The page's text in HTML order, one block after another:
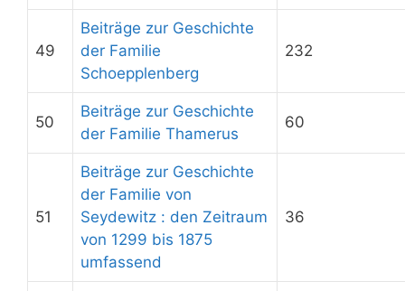
49
Beiträge zur Geschichte
der Familie
Schoepplenberg
232
50
Beiträge zur Geschichte
der Familie Thamerus
60
51
Beiträge zur Geschichte
der Familie von
Seydewitz : den Zeitraum
von 1299 bis 1875
umfassend
36